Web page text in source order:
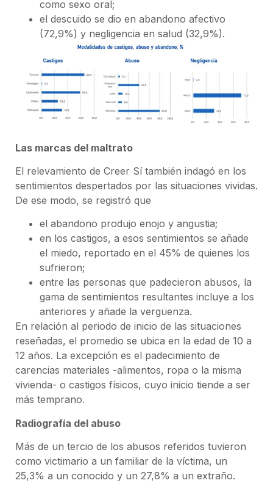
como sexo oral;
el descuido se dio en abandono afectivo
(72,9%) y negligencia en salud (32,9%).
Las marcas del maltrato
El relevamiento de Creer Sí también indagó en los
sentimientos despertados por las situaciones vividas.
De ese modo, se registró que
el abandono produjo enojo y angustia;
en los castigos, a esos sentimientos se añade
el miedo, reportado en el 45% de quienes los
sufrieron;
entre las personas que padecieron abusos, la
gama de sentimientos resultantes incluye a los
anteriores y añade la vergüenza.
En relación al periodo de inicio de las situaciones
reseñadas, el promedio se ubica en la edad de 10 a
12 años. La excepción es el padecimiento de
carencias materiales -alimentos, ropa o la misma
vivienda- o castigos físicos, cuyo inicio tiende a ser
más temprano.
Radiografía del abuso
Más de un tercio de los abusos referidos tuvieron
como victimario a un familiar de la víctima, un
25,3% a un conocido y un 27,8% a un extraño.